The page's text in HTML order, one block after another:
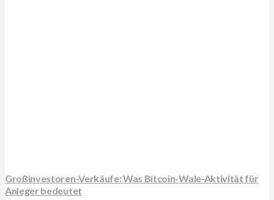
Großinvestoren-Verkäufe: Was Bitcoin-Wale-Aktivität für
Anleger bedeutet